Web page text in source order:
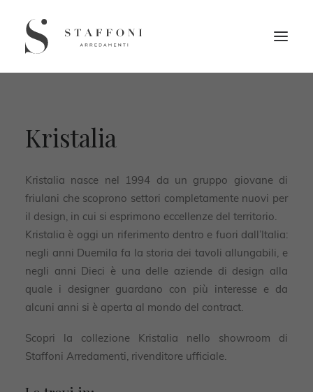
Kristalia
Kristalia nasce nel 1994 da un gruppo giovane di
friulani che scoprono settori completamente nuovi per
il design, in cui si esprimono eccellenze del territorio.
Kristalia è oggi un riferimento dentro e fuori dall’Italia:
negli anni Duemila fa la storia dei tavoli allungabili, e
negli anni Dieci è una delle aziende di design alla
quale i designer guardano con più interesse e da
alcuni anni si è aperta al mondo del contract.
Scopri la collezione Kristalia nello showroom di
Staffoni Arredamenti, rivenditore ufficiale.